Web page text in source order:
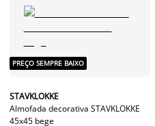
PREÇO SEMPRE BAIXO
STAVKLOKKE
Almofada decorativa STAVKLOKKE
45x45 bege